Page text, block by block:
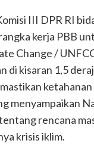
III DPR RI
kerja PBB
Change /
di kisaran 1,5
menyampaikan
rencana
krisis iklim.